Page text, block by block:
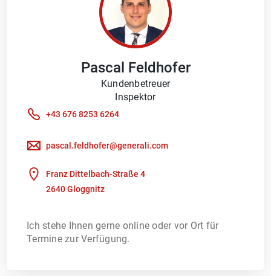
Pascal Feldhofer
Kundenbetreuer
Inspektor
+43 676 8253 6264
pascal.feldhofer@generali.com
Franz Dittelbach-Straße 4
2640 Gloggnitz
Ich stehe Ihnen gerne online oder vor Ort für
Termine zur Verfügung.